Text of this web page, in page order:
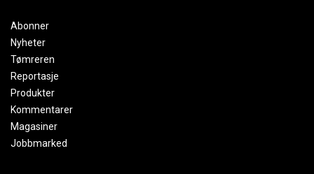
Abonner
Nyheter
Tømreren
Reportasje
Produkter
Kommentarer
Magasiner
Jobbmarked